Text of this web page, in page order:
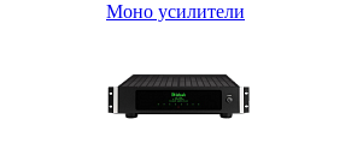
Моно усилители